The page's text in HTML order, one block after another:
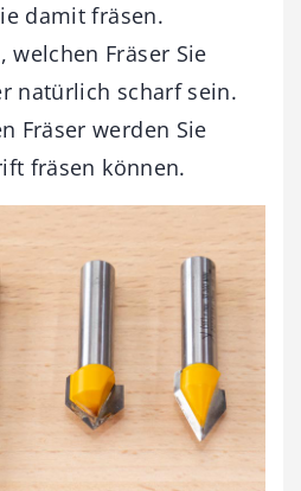
damit fräsen.
welchen Fräser Sie
natürlich scharf sein.
Fräser werden Sie
fräsen können.